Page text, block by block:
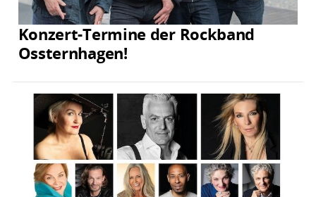
Konzert-Termine der Rockband
Ossternhagen!